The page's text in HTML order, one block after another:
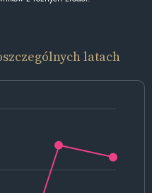
latach